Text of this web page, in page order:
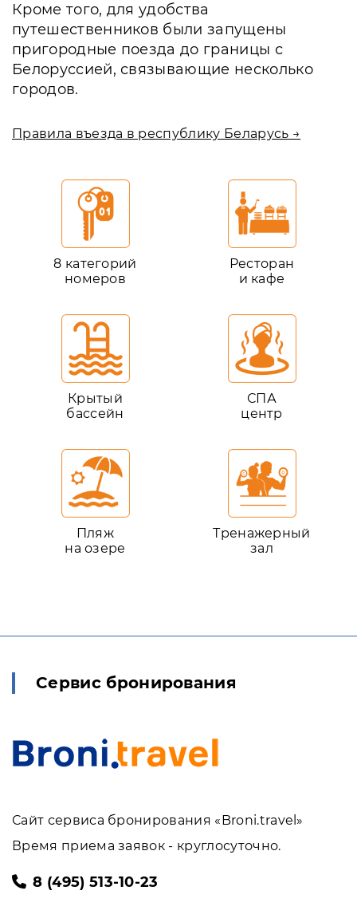
Кроме того, для удобства
путешественников были запущены
пригородные поезда до границы с
Белоруссией, связывающие несколько
городов.
Правила въезда в республику Беларусь →
8 категорий
номеров
Ресторан
и кафе
Крытый
бассейн
СПА
центр
Пляж
на озере
Тренажерный
зал
Сервис бронирования
Сайт сервиса бронирования «Broni.travel»
Время приема заявок - круглосуточно.
8 (495) 513-10-23